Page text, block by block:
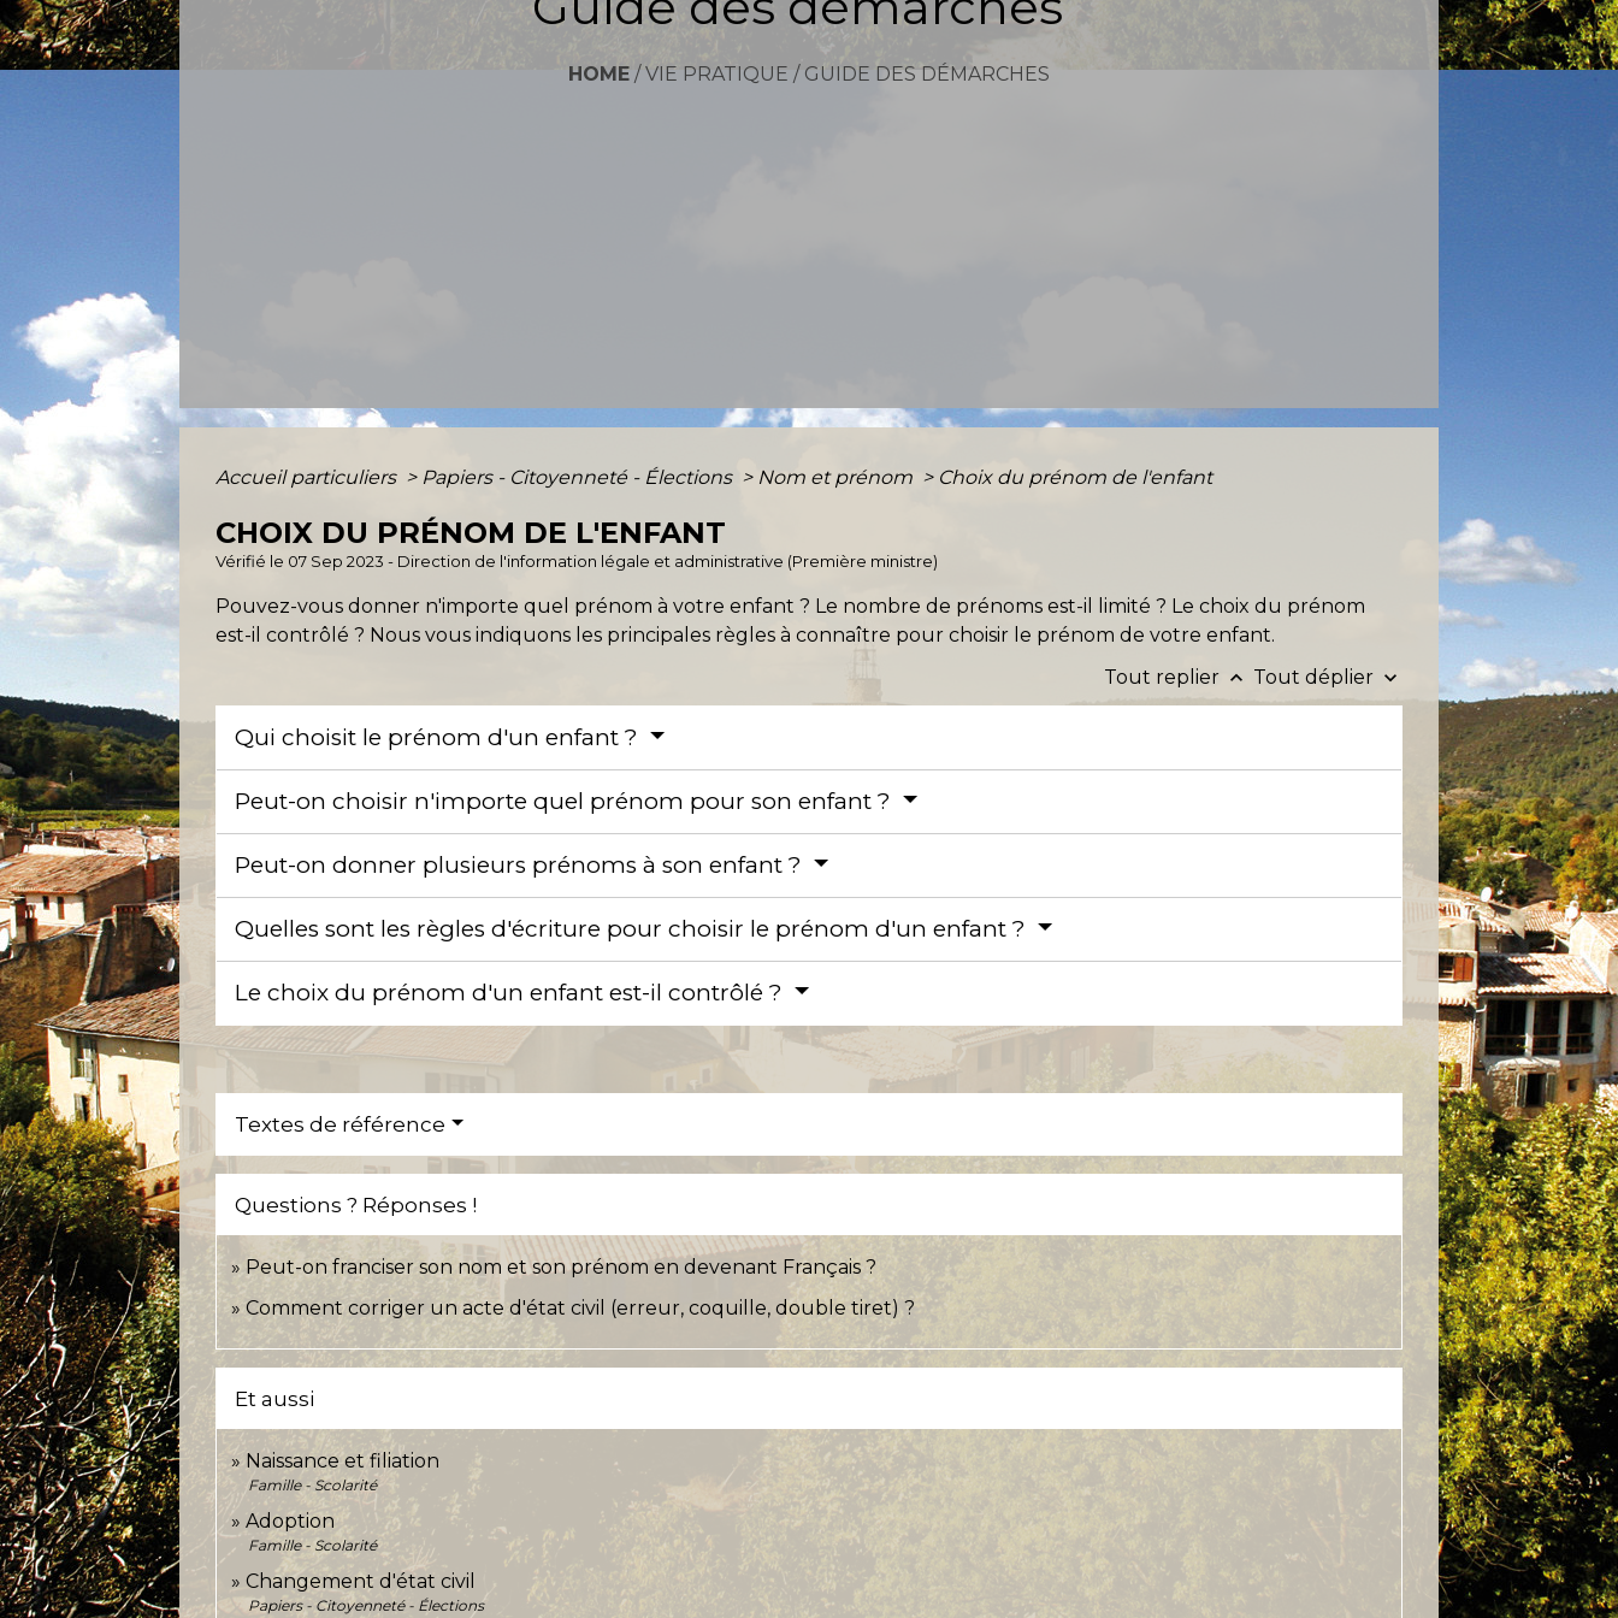
HOME /VIE PRATIQUE / GUIDE DES DÉMARCHES
Accueil particuliers > Papiers - Citoyenneté - Élections > Nom et prénom > Choix du prénom de l'enfant
CHOIX DU PRÉNOM DE L'ENFANT
Vérifié le 07 Sep 2023 - Direction de l'information légale et administrative (Première ministre)
Pouvez-vous donner n'importe quel prénom à votre enfant ? Le nombre de prénoms est-il limité ? Le choix du prénom
est-il contrôlé ? Nous vous indiquons les principales règles à connaître pour choisir le prénom de votre enfant.
Tout replier keyboard_arrow_up Tout déplier keyboard_arrow_down
Qui choisit le prénom d'un enfant ?
Peut-on choisir n'importe quel prénom pour son enfant ?
Peut-on donner plusieurs prénoms à son enfant ?
Quelles sont les règles d'écriture pour choisir le prénom d'un enfant ?
Le choix du prénom d'un enfant est-il contrôlé ?
Textes de référence
Questions ? Réponses !
Peut-on franciser son nom et son prénom en devenant Français ?
Comment corriger un acte d'état civil (erreur, coquille, double tiret) ?
Et aussi
Naissance et filiation
Famille - Scolarité
Adoption
Famille - Scolarité
Changement d'état civil
Papiers - Citoyenneté - Élections